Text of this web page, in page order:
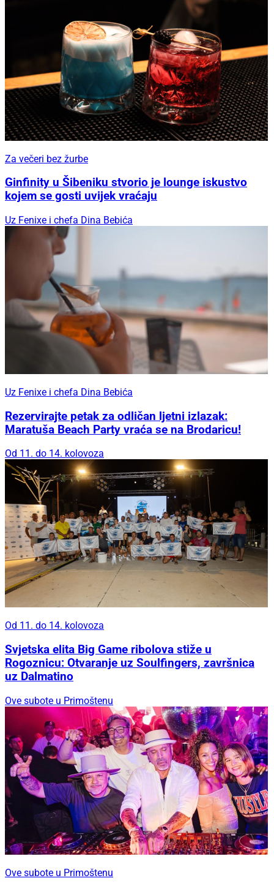
Za večeri bez žurbe
Ginfinity u Šibeniku stvorio je lounge iskustvo
kojem se gosti uvijek vraćaju
Uz Fenixe i chefa Dina Bebića
Uz Fenixe i chefa Dina Bebića
Rezervirajte petak za odličan ljetni izlazak:
Maratuša Beach Party vraća se na Brodaricu!
Od 11. do 14. kolovoza
Od 11. do 14. kolovoza
Svjetska elita Big Game ribolova stiže u
Rogoznicu: Otvaranje uz Soulfingers, završnica
uz Dalmatino
Ove subote u Primoštenu
Ove subote u Primoštenu